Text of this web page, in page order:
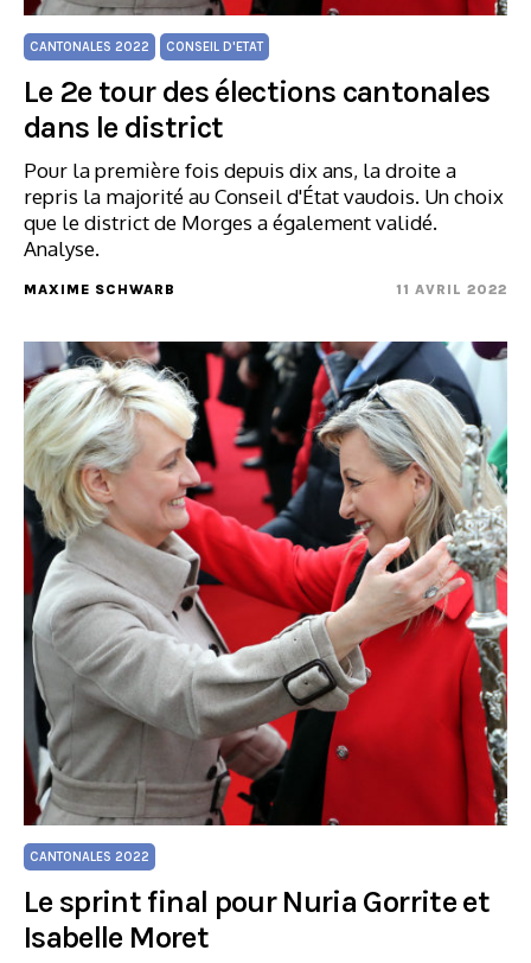
CANTONALES 2022 CONSEIL D'ETAT
Le 2e tour des élections cantonales
dans le district
Pour la première fois depuis dix ans, la droite a
repris la majorité au Conseil d'État vaudois. Un choix
que le district de Morges a également validé.
Analyse.
MAXIME SCHWARB 11 AVRIL 2022
CANTONALES 2022
Le sprint final pour Nuria Gorrite et
Isabelle Moret